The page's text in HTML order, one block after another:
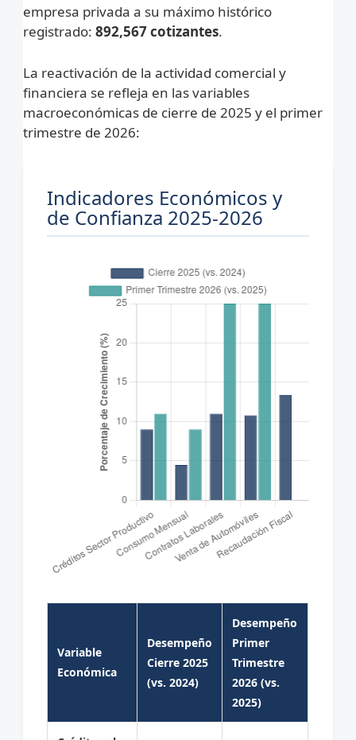
empresa privada a su máximo histórico
registrado:892,567 cotizantes.
La reactivación de la actividad comercial y
financiera se refleja en las variables
macroeconómicas de cierre de 2025 y el primer
trimestre de 2026:
Indicadores Económicos y
de Confianza 2025-2026
Variable
Económica
Desempeño
Cierre 2025
(vs. 2024)
Desempeño
Primer
Trimestre
2026 (vs.
2025)